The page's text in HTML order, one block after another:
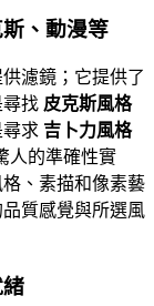
、動漫等
濾鏡；它提供了
找 皮克斯風格
求 吉卜力風格
人的準確性實
、素描和像素藝
質感覺與所選風